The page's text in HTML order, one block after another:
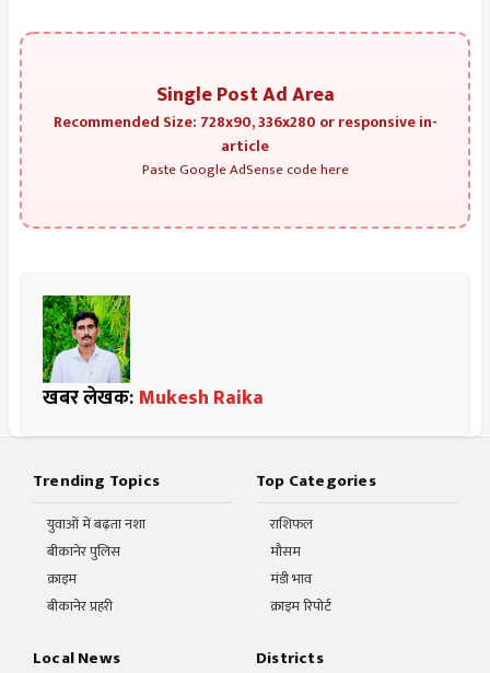
Single Post Ad Area
Recommended Size: 728x90, 336x280 or responsive in-
article
Paste Google AdSense code here
खबर लेखक: Mukesh Raika
Trending Topics
युवाओं में बढ़ता नशा
बीकानेर पुलिस
क्राइम
बीकानेर प्रहरी
Top Categories
राशिफल
मौसम
मंडी भाव
क्राइम रिपोर्ट
Local News Districts